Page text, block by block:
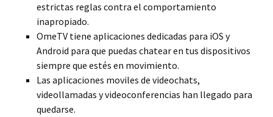
estrictas reglas contra el comportamiento
inapropiado.
OmeTV tiene aplicaciones dedicadas para iOS y
Android para que puedas chatear en tus dispositivos
siempre que estés en movimiento.
Las aplicaciones moviles de videochats,
videollamadas y videoconferencias han llegado para
quedarse.